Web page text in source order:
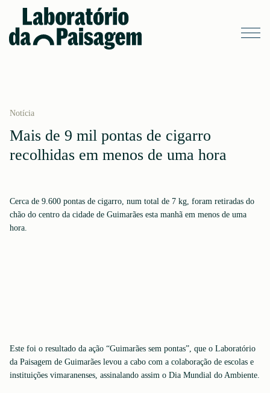
Notícia
Mais de 9 mil pontas de cigarro
recolhidas em menos de uma hora
Cerca de 9.600 pontas de cigarro, num total de 7 kg, foram retiradas do
chão do centro da cidade de Guimarães esta manhã em menos de uma
hora.
Este foi o resultado da ação “Guimarães sem pontas”, que o Laboratório
da Paisagem de Guimarães levou a cabo com a colaboração de escolas e
instituições vimaranenses, assinalando assim o Dia Mundial do Ambiente.